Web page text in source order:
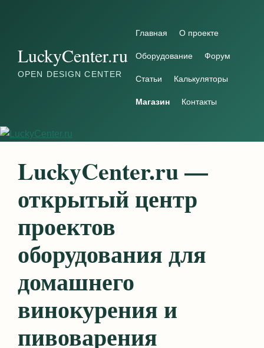
LuckyCenter.ru
OPEN DESIGN CENTER
Главная О проекте
Оборудование Форум
Статьи Калькуляторы
Магазин Контакты
LuckyCenter.ru —
открытый центр
проектов
оборудования для
домашнего
винокурения и
пивоварения